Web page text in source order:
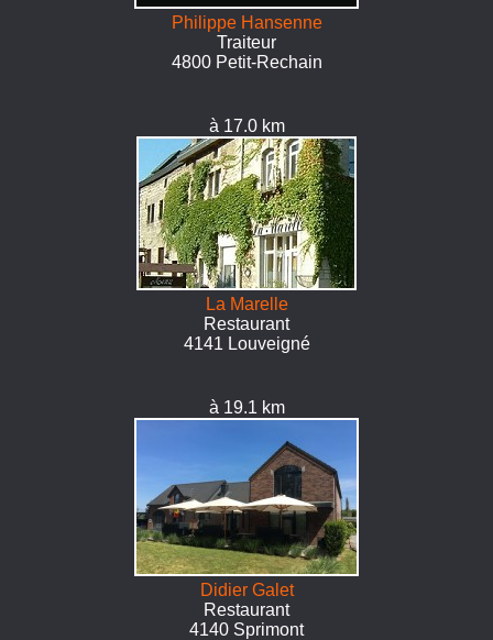
Philippe Hansenne
Traiteur
4800 Petit-Rechain
à 17.0 km
La Marelle
Restaurant
4141 Louveigné
à 19.1 km
Didier Galet
Restaurant
4140 Sprimont